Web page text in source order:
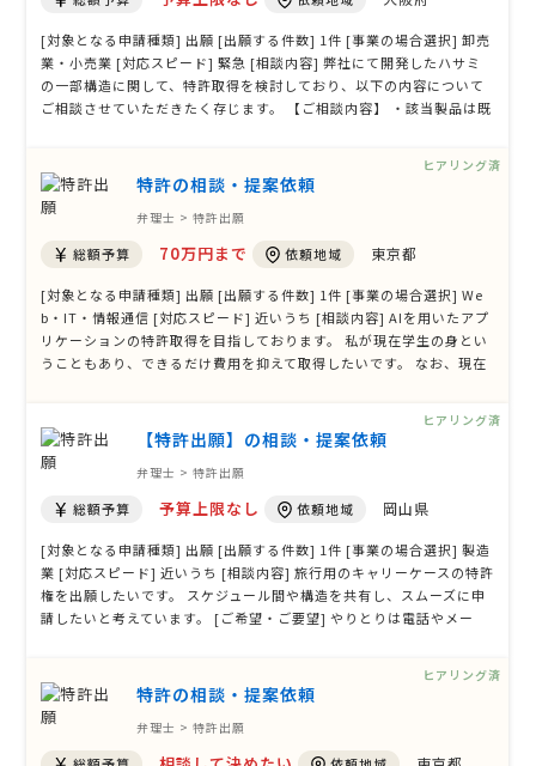
[対象となる申請種類] 出願 [出願する件数] 1件 [事業の場合選択] 卸売
業・小売業 [対応スピード] 緊急 [相談内容] 弊社にて開発したハサミ
の一部構造に関して、特許取得を検討しており、以下の内容について
ご相談させていただきたく存じます。 【ご相談内容】 ・該当製品は既
外」制度を利 …特許の相談・提案依頼
弁理士 > 特許出願
総額予算 70万円まで 依頼地域 東京都
[対象となる申請種類] 出願 [出願する件数] 1件 [事業の場合選択] We
b・IT・情報通信 [対応スピード] 近いうち [相談内容] AIを用いたアプ
リケーションの特許取得を目指しております。 私が現在学生の身とい
うこともあり、できるだけ費用を抑えて取得したいです。 なお、現在
急ぎでご連 …
ヒアリング済
【特許出願】の相談・提案依頼
弁理士 > 特許出願
総額予算 予算上限なし 依頼地域 岡山県
[対象となる申請種類] 出願 [出願する件数] 1件 [事業の場合選択] 製造
業 [対応スピード] 近いうち [相談内容] 旅行用のキャリーケースの特許
権を出願したいです。 スケジュール間や構造を共有し、スムーズに申
請したいと考えています。 [ご希望・ご要望] やりとりは電話やメー
ヒアリング済
特許の相談・提案依頼
弁理士 > 特許出願
ヒアリング済